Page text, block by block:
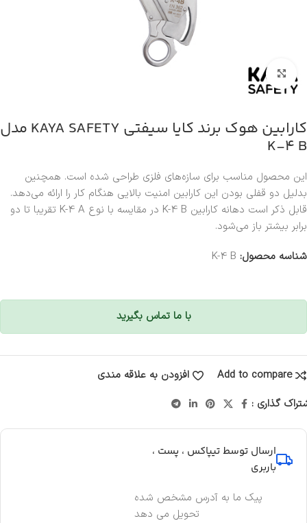
بزرگنمایی تصویر
کارابین هوک برند کایا سیفتی KAYA SAFETY مدل
K-4 B
این محصول مناسب برای سازه‌های فلزی طراحی شده است. همچنین
بدلیل دو قفلی بودن این کارابین امنیت بالایی هنگام کار را ارائه می‌دهد.
قابل ذکر است دهانه کارابین K-4 B در مقایسه با نوع K-4 A تقریبا تا دو
برابر بیشتر باز می‌شود.
شناسه محصول: K-4 B
با ما تماس بگیرید
Add to compare
افزودن به علاقه مندی
گذاری :
ارسال توسط تیپاکس ، پست ،
باربری
پیک ما به آدرس مشخص شده
تحویل می دهد